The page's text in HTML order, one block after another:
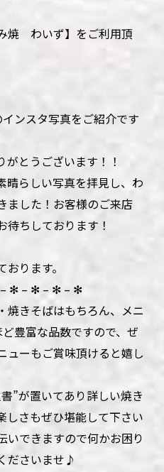
焼 わいず】をご利用頂
ンスタ写真をご紹介です
とうございます！！
晴らしい写真を拝見し、わ
ました！お客様のご来店
ちしております！
ります。
✻ – ✻ – ✻ – ✻
焼きそばはもちろん、メニ
豊富な品数ですので、ぜ
ューもご賞味頂けると嬉し
”が置いてあり詳しい焼き
しさもぜひ堪能して下さい
できますので何かお困り
ださいませ♪